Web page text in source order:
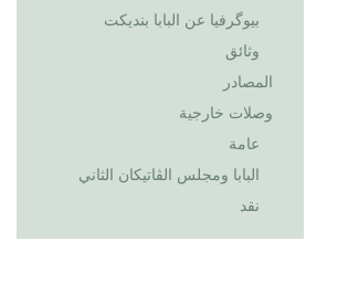
بيوگرفيا عن البابا بنديكت
وثائق
المصادر
وصلات خارجية
عامة
البابا ومجلس الڤاتيكان الثاني
نقد